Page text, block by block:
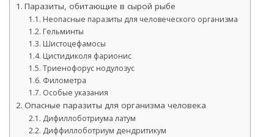
Паразиты, обитающие в сырой рыбе
Неопасные паразиты для человеческого организма
Гельминты
Шистоцефамосы
Цистидиколя фарионис
Триенофорус нодулозус
Филометра
Особые указания
Опасные паразиты для организма человека
Дифиллоботриума латум
Диффиллоботриум дендритикум